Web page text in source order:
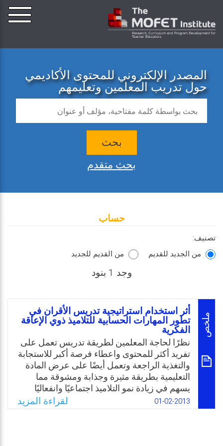
المصدر الإلكتروني للمحتوى الأكاديمي
حول تدريب المعلمين وتعليمهم
بحث
بحث متقدم
حساب
تصنيف:
من الجديد للقديم
من القديم للجديد
وجد 1 بنود
ملخص
أثر استخدام استراتيجية تدريس الأقران في
تطور المهارات الحسابية للتلاميذ ذوي الإعاقة
الفكرية
نظرًا لحاجة المعلمين لطريقة تدريس تعمل على
تفريد أكثر للمحتوى واعطاء فرصة أكبر للاستجابة
والتغذية الراجعة وتعمل أيضًا على عرض المادة
التعليمية بطريقة مثيرة وجذابة ومشوقة مما
يسهم في زيادة نمو التلاميذ اجتماعيًا وانفعاليًا
ومعرفيًا ومهاريًا وفي تعليم المواد الدراسية
وبشكل خاص في تعليم الرياضيات، لذا فإن
01-02-2013 لقراءة المزيد